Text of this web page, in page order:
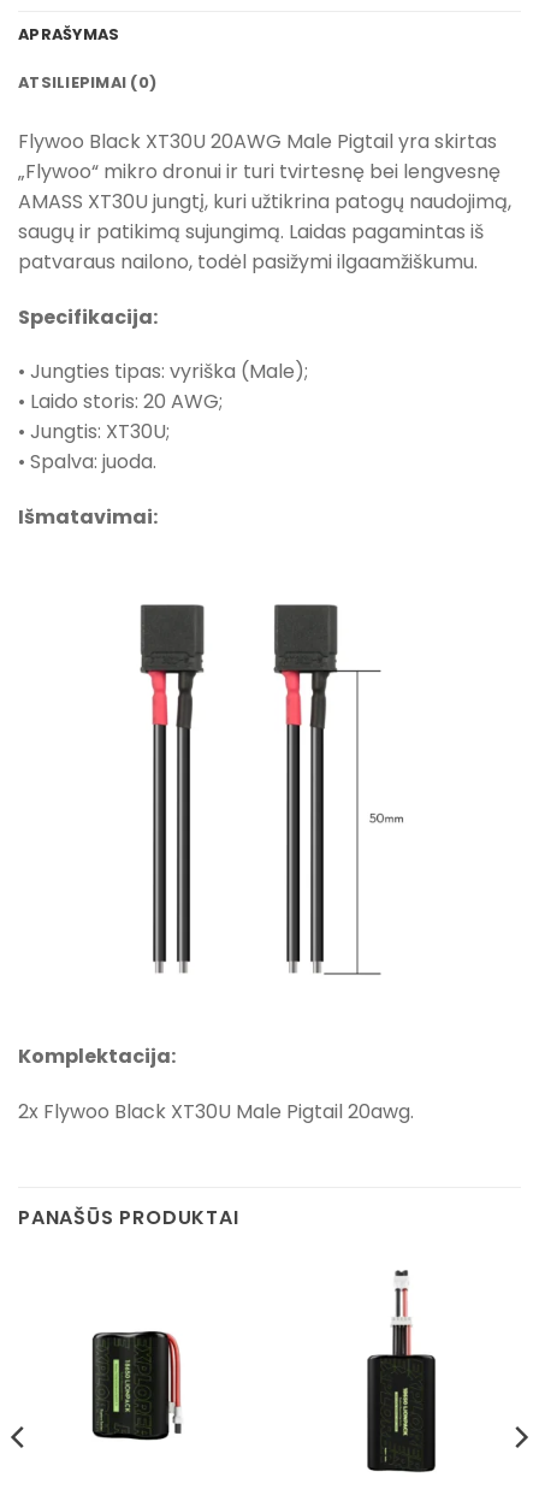
APRAŠYMAS
ATSILIEPIMAI (0)
Flywoo Black XT30U 20AWG Male Pigtail yra skirtas
„Flywoo“ mikro dronui ir turi tvirtesnę bei lengvesnę
AMASS XT30U jungtį, kuri užtikrina patogų naudojimą,
saugų ir patikimą sujungimą. Laidas pagamintas iš
patvaraus nailono, todėl pasižymi ilgaamžiškumu.
Specifikacija:
• Jungties tipas: vyriška (Male);
• Laido storis: 20 AWG;
• Jungtis: XT30U;
• Spalva: juoda.
Išmatavimai:
Komplektacija:
2x Flywoo Black XT30U Male Pigtail 20awg.
PANAŠŪS PRODUKTAI